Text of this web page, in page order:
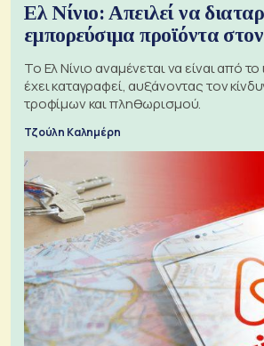
Ελ Νίνιο: Απειλεί να
εμπορεύσιμα προϊόντα
Το Ελ Νίνιο αναμένεται να είναι από
έχει καταγραφεί, αυξάνοντας τον
τροφίμων και πληθωρισμού.
Τζούλη Καλημέρη